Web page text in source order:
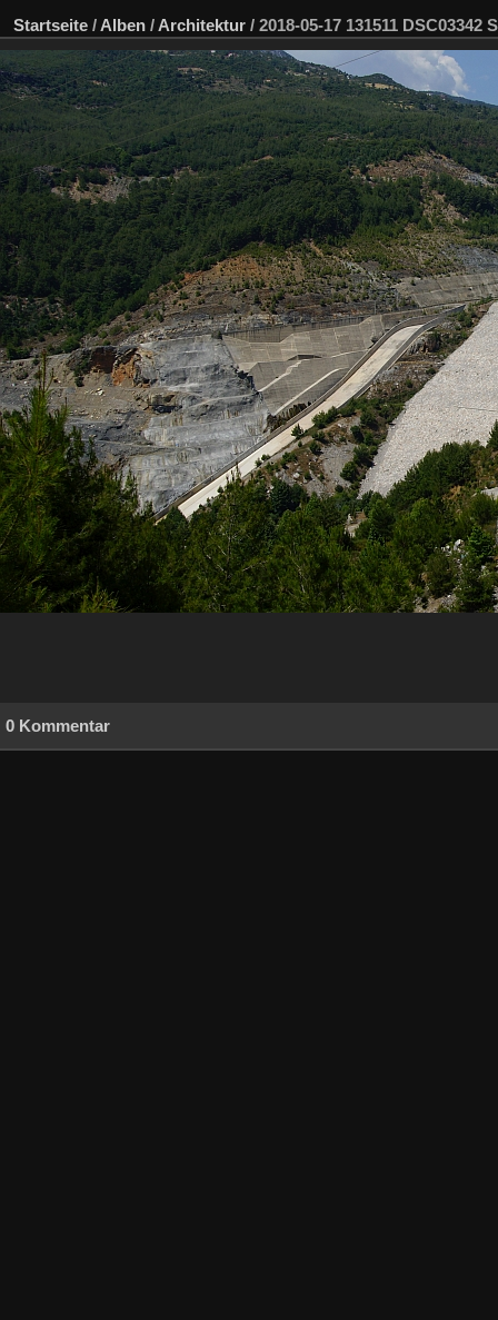
Startseite / Alben / Architektur / 2018-05-17 131511 DSC03342
0 Kommentar